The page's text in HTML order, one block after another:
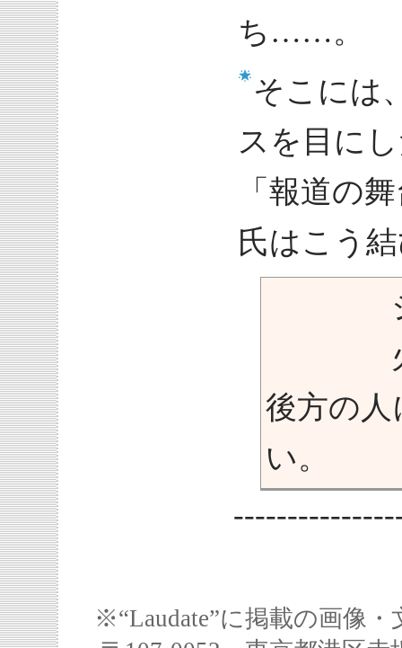
ち……。
そこには
スを目に
「報道の
氏はこう
ジャ
火事
後方の
い。
※“Laudate”に掲載の画像